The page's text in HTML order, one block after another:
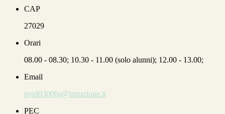
CAP
27029
Orari
08.00 - 08.30; 10.30 - 11.00 (solo alunni); 12.00 - 13.00;
Email
pvtd03000a@istruzione.it
PEC